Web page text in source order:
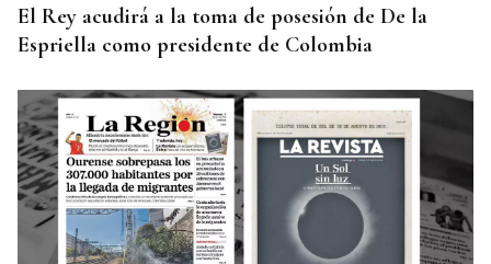
El Rey acudirá a la toma de posesión de De la
Espriella como presidente de Colombia